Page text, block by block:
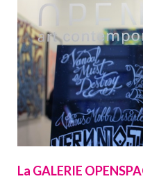
La GALERIE